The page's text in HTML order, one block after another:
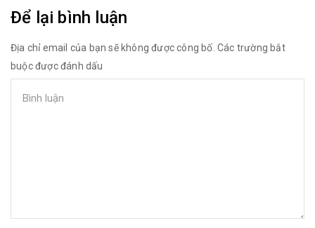
Để lại bình luận
Địa chỉ email của bạn sẽ không được công bố. Các trường bắt
buộc được đánh dấu